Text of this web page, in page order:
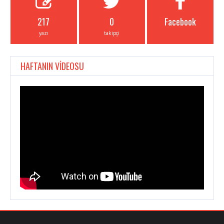
217
yazı
0
takipçi
Facebook
HAFTANIN VİDEOSU